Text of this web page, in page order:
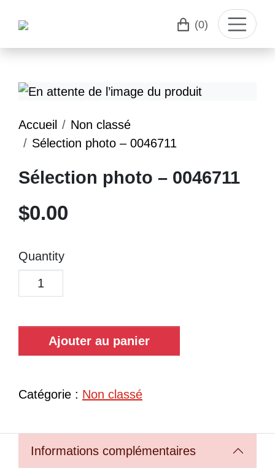
(0)
Accueil
Non classé
Sélection photo – 0046711
Sélection photo – 0046711
$0.00
Quantity
Ajouter au panier
Catégorie : Non classé
Informations complémentaires